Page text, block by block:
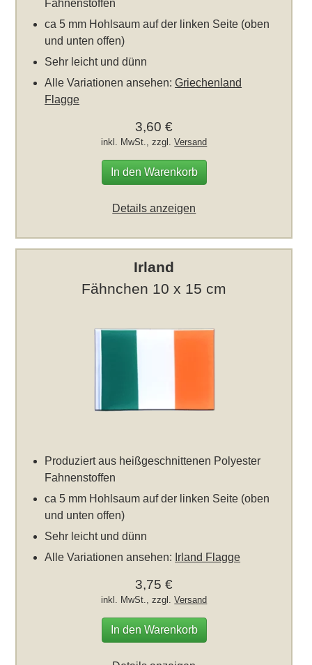
Fahnenstoffen
ca 5 mm Hohlsaum auf der linken Seite (oben
und unten offen)
Sehr leicht und dünn
Alle Variationen ansehen:Griechenland
Flagge
3,60 €
inkl. MwSt., zzgl.Versand
In den Warenkorb
Details anzeigen
Irland
Fähnchen 10 x 15 cm
Produziert aus heißgeschnittenen Polyester
Fahnenstoffen
ca 5 mm Hohlsaum auf der linken Seite (oben
und unten offen)
Sehr leicht und dünn
Alle Variationen ansehen: Irland Flagge
3,75 €
inkl. MwSt., zzgl.Versand
In den Warenkorb